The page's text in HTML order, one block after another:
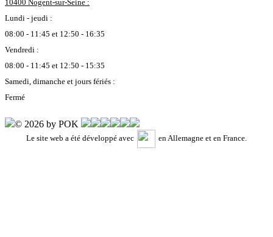
10400 Nogent-sur-Seine :
Lundi - jeudi :
08:00 - 11:45 et 12:50 - 16:35
Vendredi :
08:00 - 11:45 et 12:50 - 15:35
Samedi, dimanche et jours fériés :
Fermé
© 2026 by POK
Le site web a été développé avec en Allemagne et en France.